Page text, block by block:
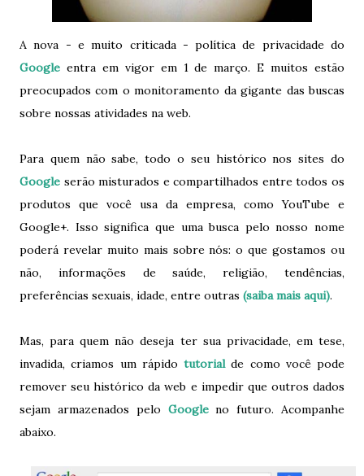
A nova - e muito criticada - política de privacidade do
Google entra em vigor em 1 de março. E muitos estão
preocupados com o monitoramento da gigante das buscas
sobre nossas atividades na web.
Para quem não sabe, todo o seu histórico nos sites do
Google serão misturados e compartilhados entre todos os
produtos que você usa da empresa, como YouTube e
Google+. Isso significa que uma busca pelo nosso nome
poderá revelar muito mais sobre nós: o que gostamos ou
não, informações de saúde, religião, tendências,
preferências sexuais, idade, entre outras (saiba mais aqui).
Mas, para quem não deseja ter sua privacidade, em tese,
invadida, criamos um rápido tutorialde como você pode
remover seu histórico da web e impedir que outros dados
sejam armazenados pelo Googleno futuro. Acompanhe
abaixo.